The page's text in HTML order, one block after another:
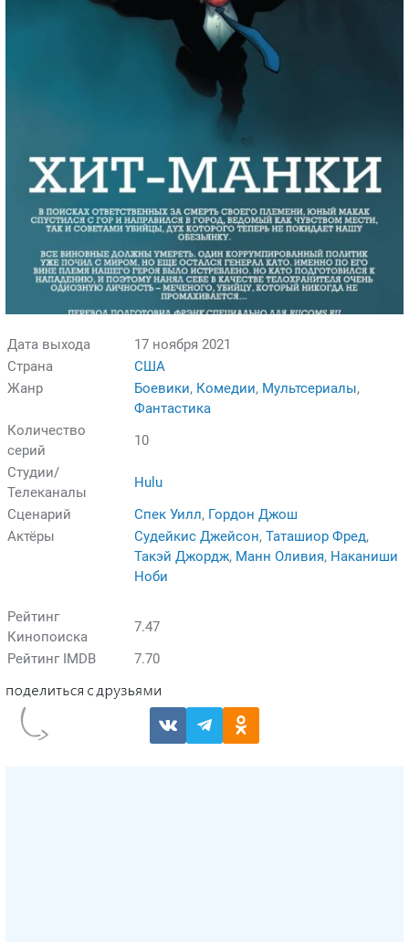
Дата выхода
17 ноября 2021
Страна
США
Жанр
Боевики, Комедии, Мультсериалы,
Фантастика
Количество
серий
10
Студии/
Телеканалы
Hulu
Сценарий
Спек Уилл, Гордон Джош
Актёры
Судейкис Джейсон, Таташиор Фред,
Такэй Джордж, Манн Оливия, Наканиши
Ноби
Рейтинг
Кинопоиска
7.47
Рейтинг IMDB
7.70